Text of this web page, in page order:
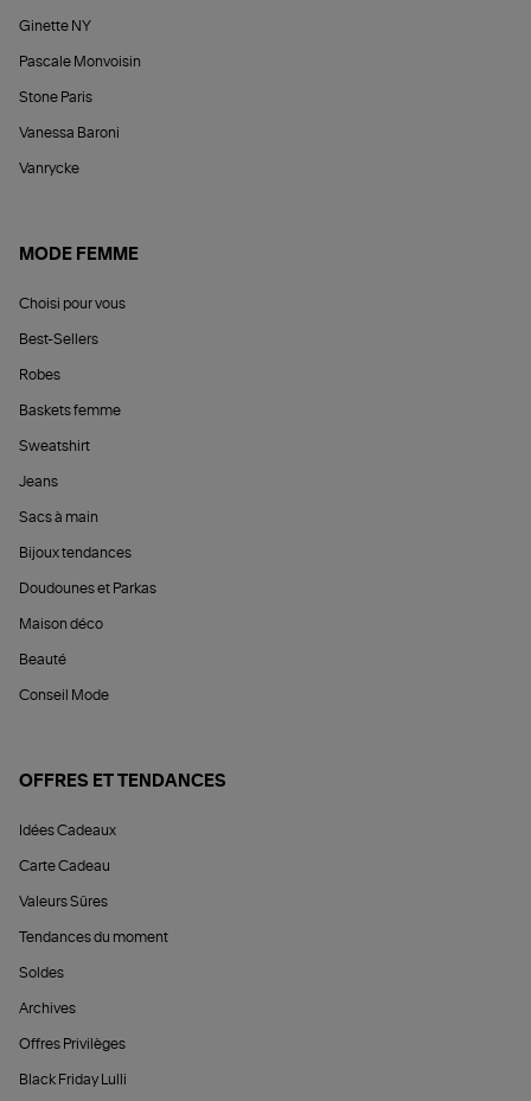
Ginette NY
Pascale Monvoisin
Stone Paris
Vanessa Baroni
Vanrycke
MODE FEMME
Choisi pour vous
Best-Sellers
Robes
Baskets femme
Sweatshirt
Jeans
Sacs à main
Bijoux tendances
Doudounes et Parkas
Maison déco
Beauté
Conseil Mode
OFFRES ET TENDANCES
Idées Cadeaux
Carte Cadeau
Valeurs Sûres
Tendances du moment
Soldes
Archives
Offres Privilèges
Black Friday Lulli